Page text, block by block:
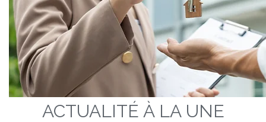
ACTUALITÉ À LA UNE